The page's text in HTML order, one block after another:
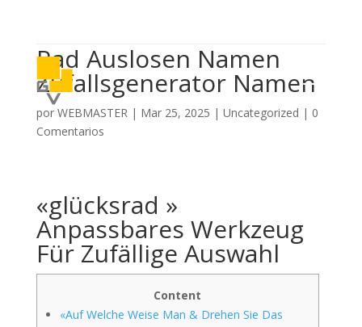
a
Rad Auslosen Namen
Zufallsgenerator Namen
por WEBMASTER| Mar 25, 2025 | Uncategorized | 0
Comentarios
«glücksrad »
Anpassbares Werkzeug
Für Zufällige Auswahl
Content
«Auf Welche Weise Man & Drehen Sie Das